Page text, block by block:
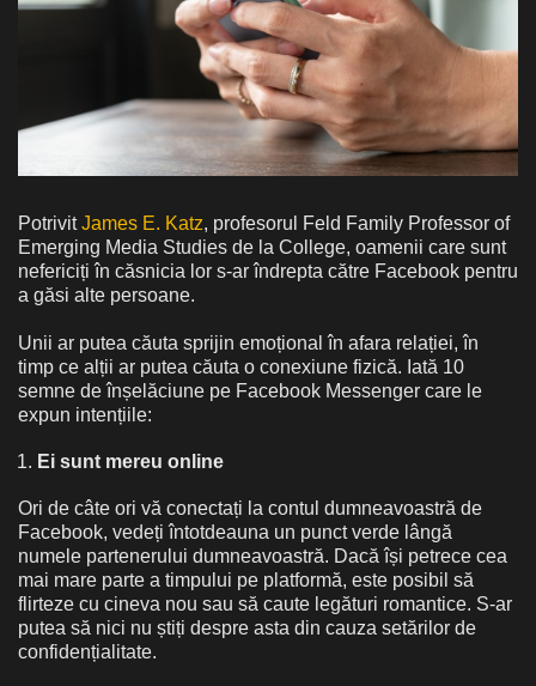
PotrivitJames E. Katz, profesorul Feld Family Professor of
Emerging Media Studies de la College, oamenii care sunt
nefericiți în căsnicia lor s-ar îndrepta către Facebook pentru
a găsi alte persoane.
Unii ar putea căuta sprijin emoțional în afara relației, în
timp ce alții ar putea căuta o conexiune fizică. Iată 10
semne de înșelăciune pe Facebook Messenger care le
expun intențiile:
Ei sunt mereu online
Ori de câte ori vă conectați la contul dumneavoastră de
Facebook, vedeți întotdeauna un punct verde lângă
numele partenerului dumneavoastră. Dacă își petrece cea
mai mare parte a timpului pe platformă, este posibil să
flirteze cu cineva nou sau să caute legături romantice. S-ar
putea să nici nu știți despre asta din cauza setărilor de
confidențialitate.